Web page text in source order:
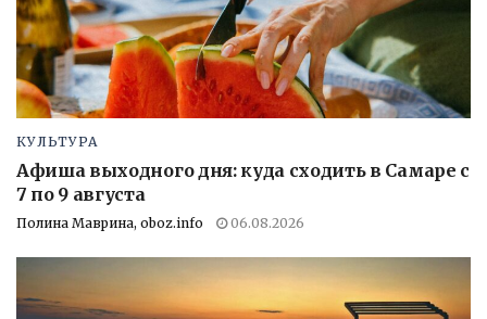
КУЛЬТУРА
Афиша выходного дня: куда сходить в Самаре с
7 по 9 августа
Полина Маврина, oboz.info 06.08.2026